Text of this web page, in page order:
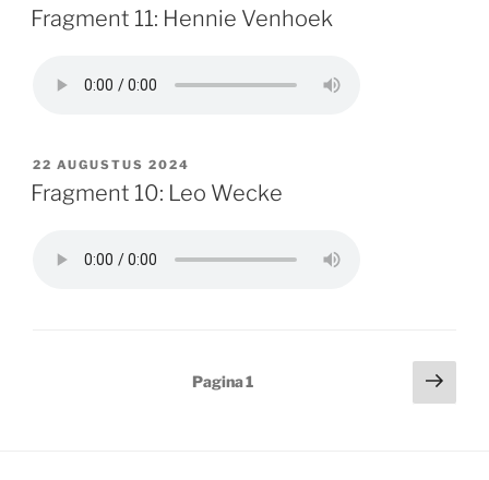
OP
Fragment 11: Hennie Venhoek
GEPLAATST
OP
22 AUGUSTUS 2024
Fragment 10: Leo Wecke
Pagina1